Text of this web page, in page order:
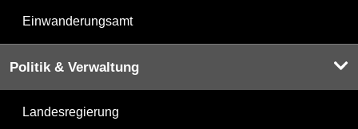
Einwanderungsamt
Politik & Verwaltung
Landesregierung